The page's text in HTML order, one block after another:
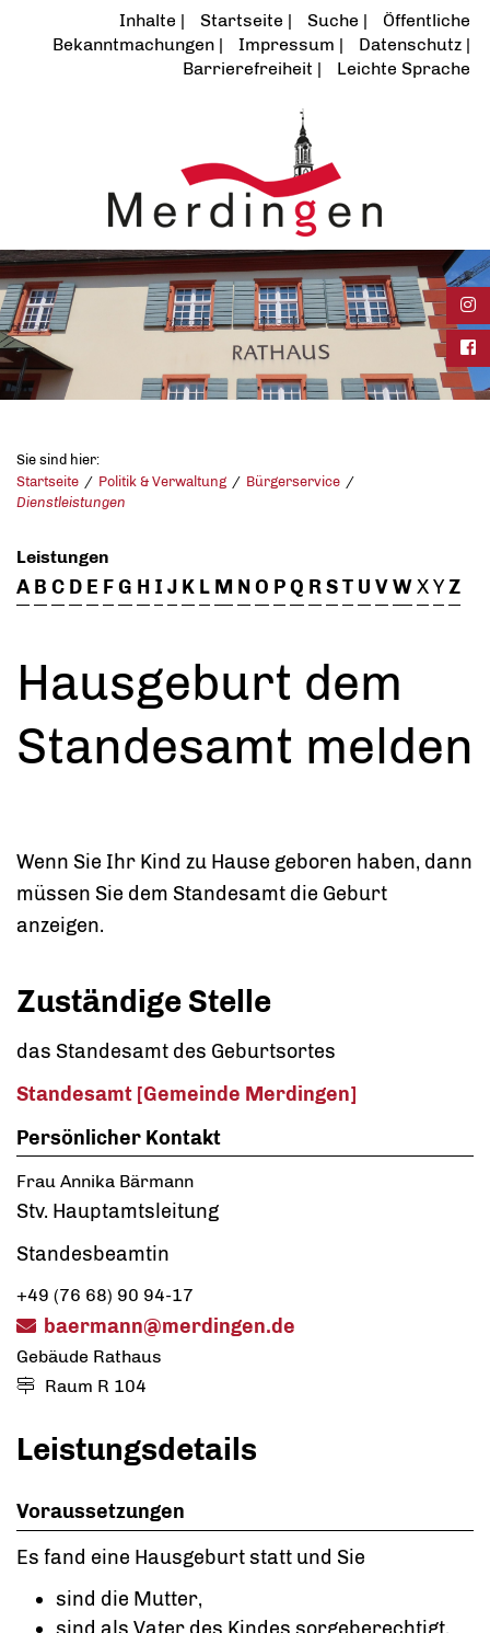
Inhalte Startseite Suche
Öffentliche
Bekanntmachungen
Impressum
Datenschutz
Barrierefreiheit
Leichte Sprache
Sie sind hier:
Startseite
Politik & Verwaltung
Bürgerservice
Dienstleistungen
Leistungen
A B C D E FG H I J K L M NO PQ RST U VWXYZ
Hausgeburt dem
Standesamt melden
Wenn Sie Ihr Kind zu Hause geboren haben, dann
müssen Sie dem Standesamt die Geburt
anzeigen.
Zuständige Stelle
das Standesamt des Geburtsortes
Standesamt [Gemeinde Merdingen]
Persönlicher Kontakt
Frau Annika Bärmann
Stv. Hauptamtsleitung
Standesbeamtin
+49 (76 68) 90 94-17
baermann@merdingen.de
Gebäude Rathaus
Raum R 104
Leistungsdetails
Voraussetzungen
Es fand eine Hausgeburt statt und Sie
sind die Mutter,
sind als Vater des Kindes sorgeberechtigt,